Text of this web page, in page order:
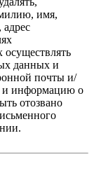
имя,
осуществлять
данных и
почты и/
и информацию о
отозвано